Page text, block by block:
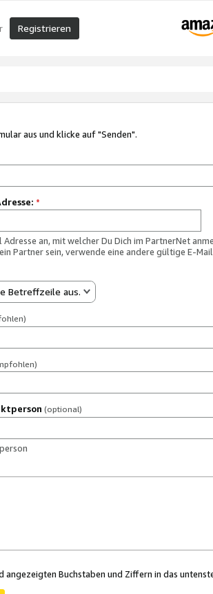
Registrieren
aus und klicke auf "Senden".
*
an, mit welcher Du Dich im PartnerNet
Partner sein, verwende eine andere gültige E-
Betreffzeile aus.
(optional)
angezeigten Buchstaben und Ziffern in das